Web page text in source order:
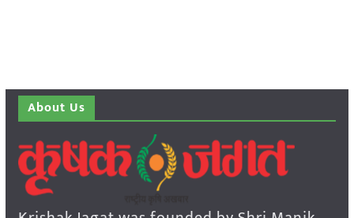
About Us